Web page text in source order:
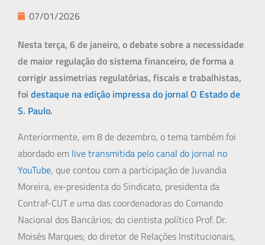
07/01/2026
Nesta terça, 6 de janeiro, o debate sobre a necessidade
de maior regulação do sistema financeiro, de forma a
corrigir assimetrias regulatórias, fiscais e trabalhistas,
foi destaque na edição impressa do jornal O Estado de
S. Paulo.
Anteriormente, em 8 de dezembro, o tema também foi
abordado em live transmitida pelo canal do jornal no
YouTube, que contou com a participação de Juvandia
Moreira, ex-presidenta do Sindicato, presidenta da
Contraf-CUT e uma das coordenadoras do Comando
Nacional dos Bancários; do cientista político Prof. Dr.
Moisés Marques; do diretor de Relações Institucionais,